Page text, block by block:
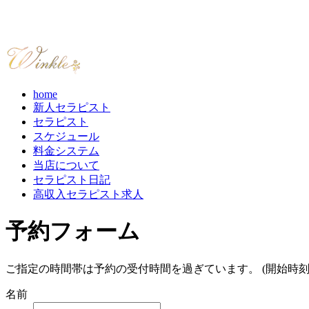
home
新人セラピスト
セラピスト
スケジュール
料金システム
当店について
セラピスト日記
高収入セラピスト求人
予約フォーム
ご指定の時間帯は予約の受付時間を過ぎています。 (開始時
名前